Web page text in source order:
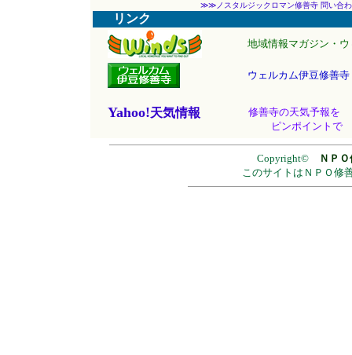
≫≫ノスタルジックロマン修善寺 問い合
リンク
地域情報マガジン・ウ
ウェルカム伊豆修善寺
Yahoo!天気情報
修善寺の天気予報を
ピンポイントで
Copyright©
ＮＰ
このサイトはＮＰＯ修